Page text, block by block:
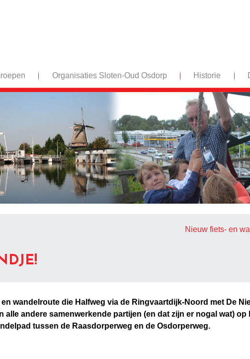
Organisaties Sloten-Oud Osdorp Historie
Nieuw fiets- en
wandelroute die Halfweg via de Ringvaartdijk-Noord met De
alle andere samenwerkende partijen (en dat zijn er nogal wat)
tussen de Raasdorperweg en de Osdorperweg.